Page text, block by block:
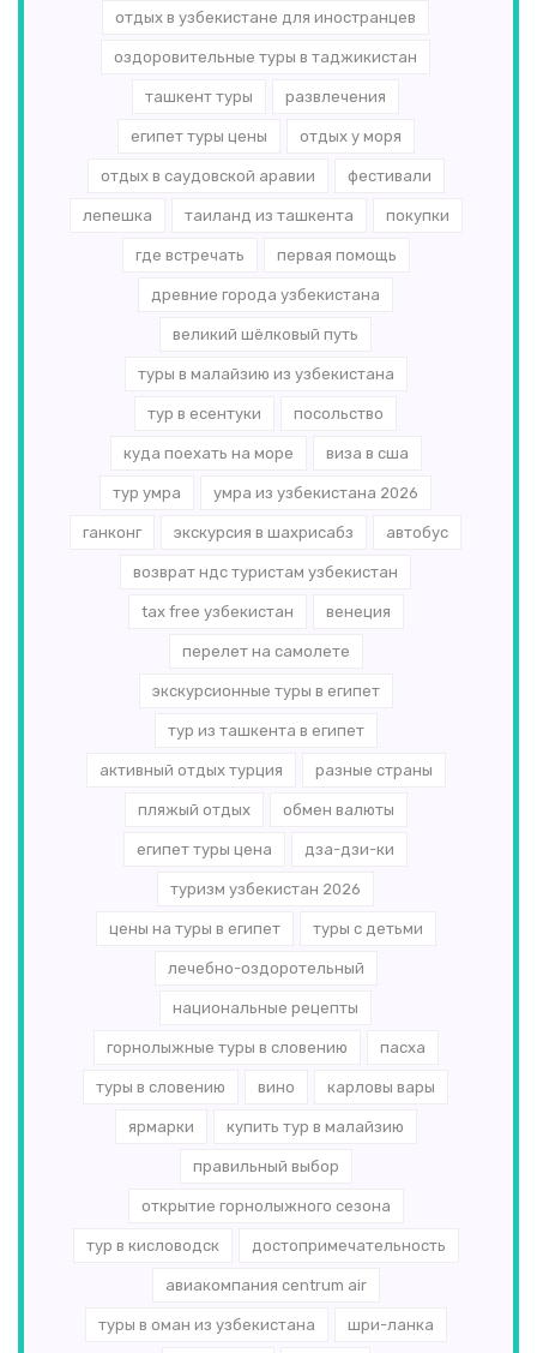
отдых в узбекистане для иностранцев
оздоровительные туры в таджикистан
ташкент туры развлечения
египет туры цены отдых у моря
отдых в саудовской аравии фестивали
лепешка таиланд из ташкента покупки
где встречать первая помощь
древние города узбекистана
великий шёлковый путь
туры в малайзию из узбекистана
тур в есентуки посольство
куда поехать на море виза в сша
тур умра умра из узбекистана 2026
ганконг экскурсия в шахрисабз автобус
возврат ндс туристам узбекистан
tax free узбекистан венеция
перелет на самолете
экскурсионные туры в египет
тур из ташкента в египет
активный отдых турция разные страны
пляжый отдых обмен валюты
египет туры цена дза-дзи-ки
туризм узбекистан 2026
цены на туры в египет туры с детьми
лечебно-оздоротельный
национальные рецепты
горнолыжные туры в словению пасха
туры в словению вино карловы вары
ярмарки купить тур в малайзию
правильный выбор
открытие горнолыжного сезона
тур в кисловодск достопримечательность
авиакомпания centrum air
туры в оман из узбекистана шри-ланка